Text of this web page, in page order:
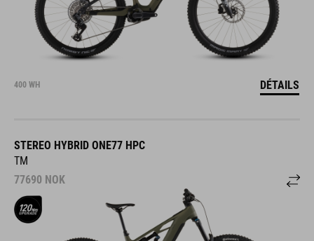
400 WH DÉTAILS
STEREO HYBRID ONE77 HPC
TM
77690 NOK